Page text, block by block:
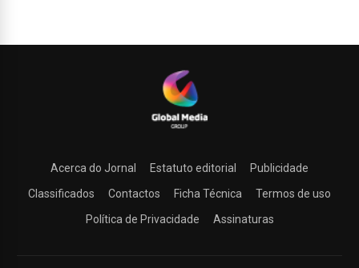
Acerca do Jornal Estatuto editorial
Publicidade
Classificados
Contactos Ficha Técnica
Termos de uso
Política de Privacidade
Assinaturas